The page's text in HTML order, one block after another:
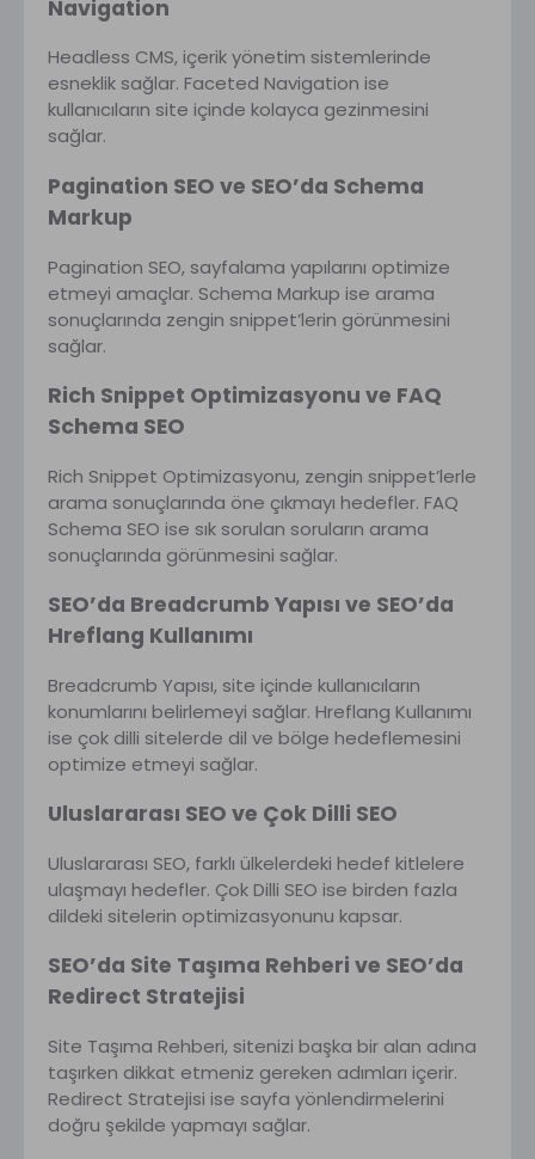
Navigation
Headless CMS, içerik yönetim sistemlerinde
esneklik sağlar. Faceted Navigation ise
kullanıcıların site içinde kolayca gezinmesini
sağlar.
Pagination SEO ve SEO’da Schema
Markup
Pagination SEO, sayfalama yapılarını optimize
etmeyi amaçlar. Schema Markup ise arama
sonuçlarında zengin snippet’lerin görünmesini
sağlar.
Rich Snippet Optimizasyonu ve FAQ
Schema SEO
Rich Snippet Optimizasyonu, zengin snippet’lerle
arama sonuçlarında öne çıkmayı hedefler. FAQ
Schema SEO ise sık sorulan soruların arama
sonuçlarında görünmesini sağlar.
SEO’da Breadcrumb Yapısı ve SEO’da
Hreflang Kullanımı
Breadcrumb Yapısı, site içinde kullanıcıların
konumlarını belirlemeyi sağlar. Hreflang Kullanımı
ise çok dilli sitelerde dil ve bölge hedeflemesini
optimize etmeyi sağlar.
Uluslararası SEO ve Çok Dilli SEO
Uluslararası SEO, farklı ülkelerdeki hedef kitlelere
ulaşmayı hedefler. Çok Dilli SEO ise birden fazla
dildeki sitelerin optimizasyonunu kapsar.
SEO’da Site Taşıma Rehberi ve SEO’da
Redirect Stratejisi
Site Taşıma Rehberi, sitenizi başka bir alan adına
taşırken dikkat etmeniz gereken adımları içerir.
Redirect Stratejisi ise sayfa yönlendirmelerini
doğru şekilde yapmayı sağlar.